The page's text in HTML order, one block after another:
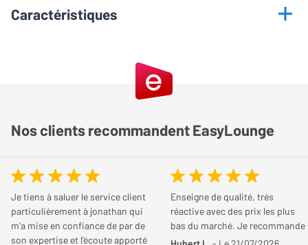
Points forts
Connecteurs en cuivre rouge pur plaqué argent, sertis à
Technologie de polarisation active DBS
Câble Audioquest Pegasus RCA, pour un
transfert optimal du signal analogique
Caractéristiques
Conception
Longueur 1 m
Conducteur Cuivre étamé
Nos clients recommandent EasyLounge
Je tiens à saluer le service client
particulièrement à jonathan qui
m'a mise en confiance de par de
son expertise et l'écoute apporté
Enseigne de qualité, très
réactive avec des prix les plus
bas du marché. Je recommande